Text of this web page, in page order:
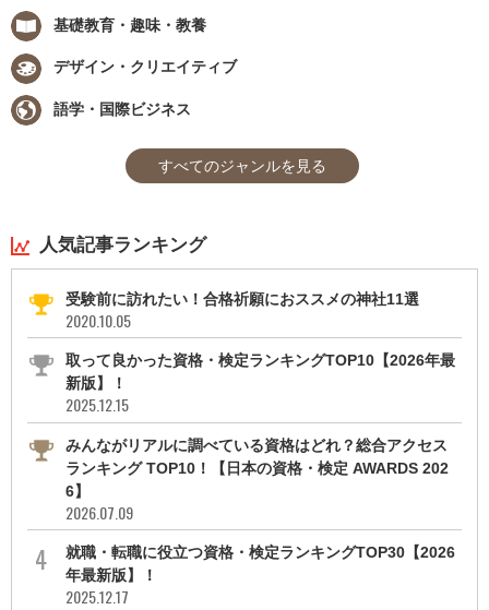
基礎教育・趣味・教養
デザイン・クリエイティブ
語学・国際ビジネス
すべてのジャンルを見る
人気記事ランキング
受験前に訪れたい！合格祈願におススメの神社11選
2020.10.05
取って良かった資格・検定ランキングTOP10【2026年最
新版】！
2025.12.15
みんながリアルに調べている資格はどれ？総合アクセス
ランキング TOP10！【日本の資格・検定 AWARDS 202
6】
2026.07.09
就職・転職に役立つ資格・検定ランキングTOP30【2026
年最新版】！
2025.12.17